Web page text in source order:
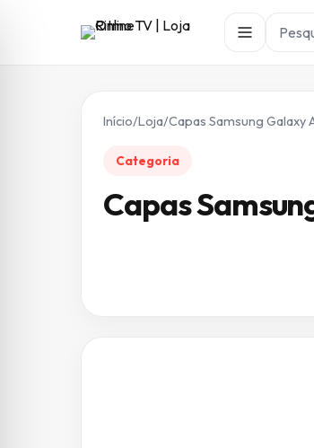
Início/Loja/Capas Samsung Galaxy
Categoria
Capas